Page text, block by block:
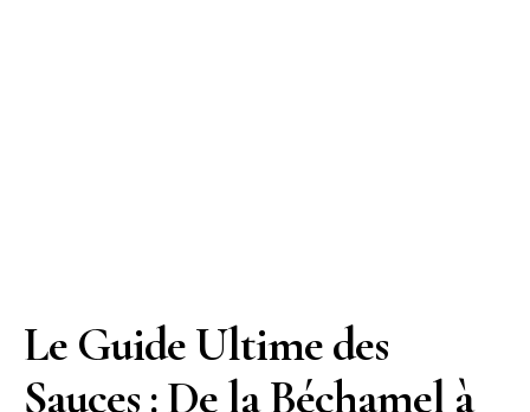
Le Guide Ultime des
Sauces : De la Béchamel à